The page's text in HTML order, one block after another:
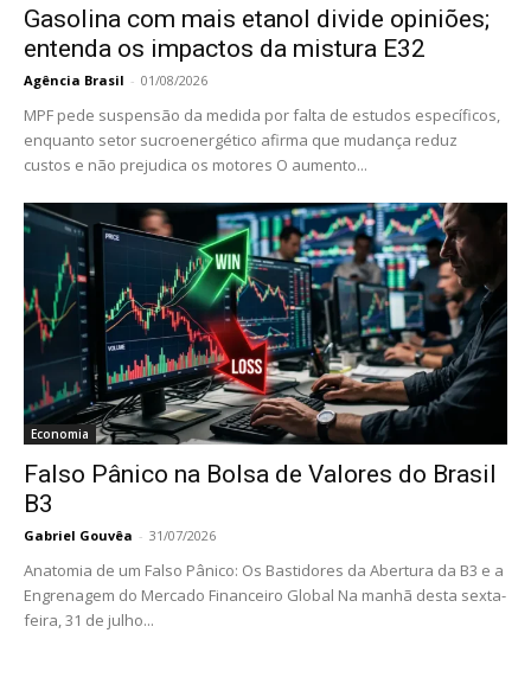
Gasolina com mais etanol divide opiniões;
entenda os impactos da mistura E32
Agência Brasil - 01/08/2026
MPF pede suspensão da medida por falta de estudos específicos,
enquanto setor sucroenergético afirma que mudança reduz
custos e não prejudica os motores O aumento...
Economia
Falso Pânico na Bolsa de Valores do Brasil
B3
Gabriel Gouvêa - 31/07/2026
Anatomia de um Falso Pânico: Os Bastidores da Abertura da B3 e a
Engrenagem do Mercado Financeiro Global Na manhã desta sexta-
feira, 31 de julho...